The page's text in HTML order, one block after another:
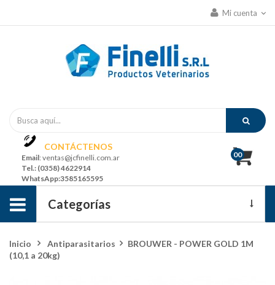
Mi cuenta
00
CONTÁCTENOS
Email: ventas@jcfinelli.com.ar
Tel.: (0358) 4622914
WhatsApp:3585165595
Categorías
Navegación
de
palanca
Inicio > Antiparasitarios > BROUWER - POWER GOLD 1M
(10,1 a 20kg)